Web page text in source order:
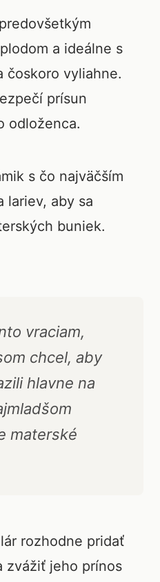
a ideálne s
čoskoro vyliahne.
prísun
odloženca.
s čo najväčším
lariev, aby sa
buniek.
vraciam,
chcel, aby
hlavne na
materské
rozhodne pridať
zvážiť jeho prínos